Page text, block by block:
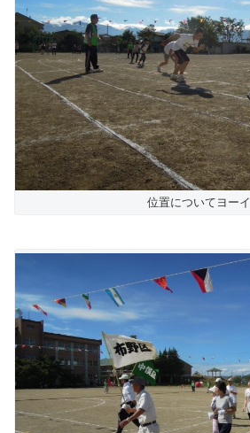
位置についてヨーイ